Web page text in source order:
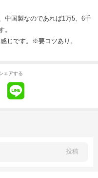
中国製なのであれば1万5、6千
。
じです。※要コツあり。
ェアする
投稿